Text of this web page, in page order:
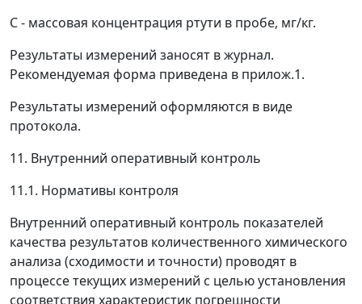
С- массовая концентрация ртути в пробе, мг/кг.
Результаты измерений заносят в журнал.
Рекомендуемая форма приведена в прилож.1.
Результаты измерений оформляются в виде
протокола.
11. Внутренний оперативный контроль
11.1. Нормативы контроля
Внутренний оперативный контроль показателей
качества результатов количественного химического
анализа (сходимости и точности) проводят в
процессе текущих измерений с целью установления
соответствия характеристик погрешности